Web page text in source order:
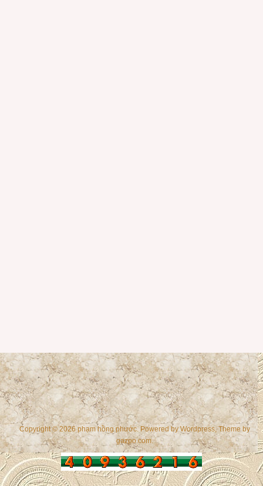
Copyright © 2026 phạm hồng phước. Powered byWordpress, Theme by
gazpo.com.